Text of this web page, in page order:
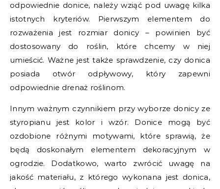
odpowiednie donice, należy wziąć pod uwagę kilka
istotnych kryteriów. Pierwszym elementem do
rozważenia jest rozmiar donicy – powinien być
dostosowany do roślin, które chcemy w niej
umieścić. Ważne jest także sprawdzenie, czy donica
posiada otwór odpływowy, który zapewni
odpowiednie drenaż roślinom.
Innym ważnym czynnikiem przy wyborze donicy ze
styropianu jest kolor i wzór. Donice mogą być
ozdobione różnymi motywami, które sprawią, że
będą doskonałym elementem dekoracyjnym w
ogrodzie. Dodatkowo, warto zwrócić uwagę na
jakość materiału, z którego wykonana jest donica,